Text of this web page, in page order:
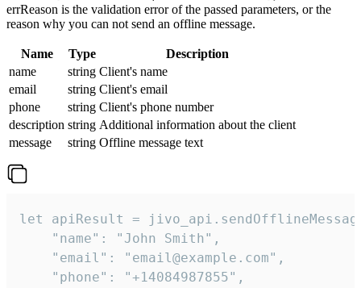
errReason is the validation error of the passed parameters, or the
reason why you can not send an offline message.
Name Type
Description
name
string Client's name
email
string Client's email
phone
string Client's phone number
description string Additional information about the client
message
string Offline message text
let apiResult =
    "name": "John Smith",
    "email": "email@example.com",
    "phone": "+14084987855",